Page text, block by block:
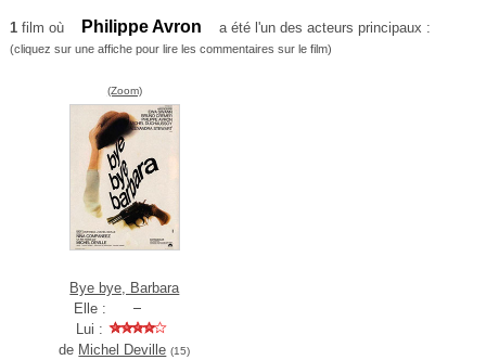
1film où Philippe Avron a été l'un des acteurs principaux :
(cliquez sur une affiche pour lire les commentaires sur le film)
(Zoom)
Bye bye, Barbara
Elle :
Lui :
de Michel Deville (15)